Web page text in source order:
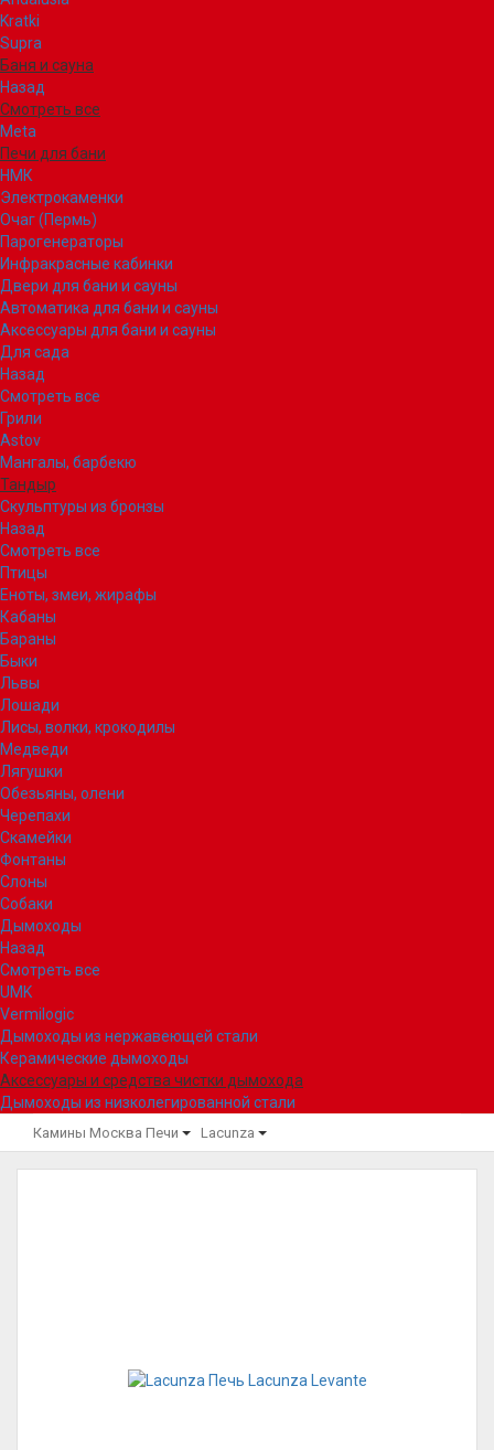
Kratki
Supra
Баня и сауна
Назад
Смотреть все
Meta
Печи для бани
НМК
Электрокаменки
Очаг (Пермь)
Парогенераторы
Инфракрасные кабинки
Двери для бани и сауны
Автоматика для бани и сауны
Аксессуары для бани и сауны
Для сада
Назад
Смотреть все
Грили
Astov
Мангалы, барбекю
Тандыр
Скульптуры из бронзы
Назад
Смотреть все
Птицы
Еноты, змеи, жирафы
Кабаны
Бараны
Быки
Львы
Лошади
Лисы, волки, крокодилы
Медведи
Лягушки
Обезьяны, олени
Черепахи
Скамейки
Фонтаны
Слоны
Собаки
Дымоходы
Назад
Смотреть все
UMK
Vermilogic
Дымоходы из нержавеющей стали
Керамические дымоходы
Аксессуары и средства чистки дымохода
Дымоходы из низколегированной стали
Камины Москва Печи Lacunza